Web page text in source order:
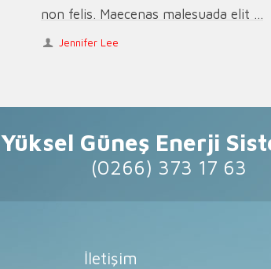
non felis. Maecenas malesuada elit ...
Jennifer Lee
Yüksel Güneş Enerji
(0266) 373 17 63
İletişim